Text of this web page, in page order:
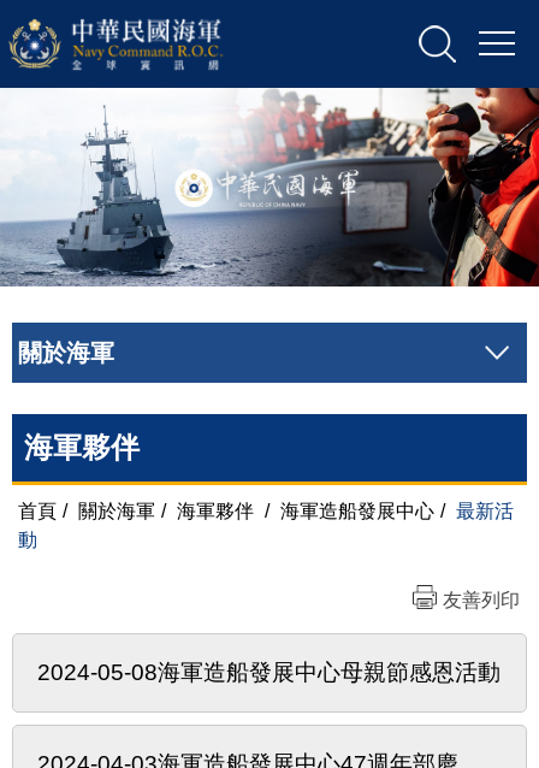
關於海軍
海軍夥伴
首頁 / 關於海軍 / 海軍夥伴 / 海軍造船發展中心 / 最新活
動
友善列印
2024-05-08海軍造船發展中心母親節感恩活動